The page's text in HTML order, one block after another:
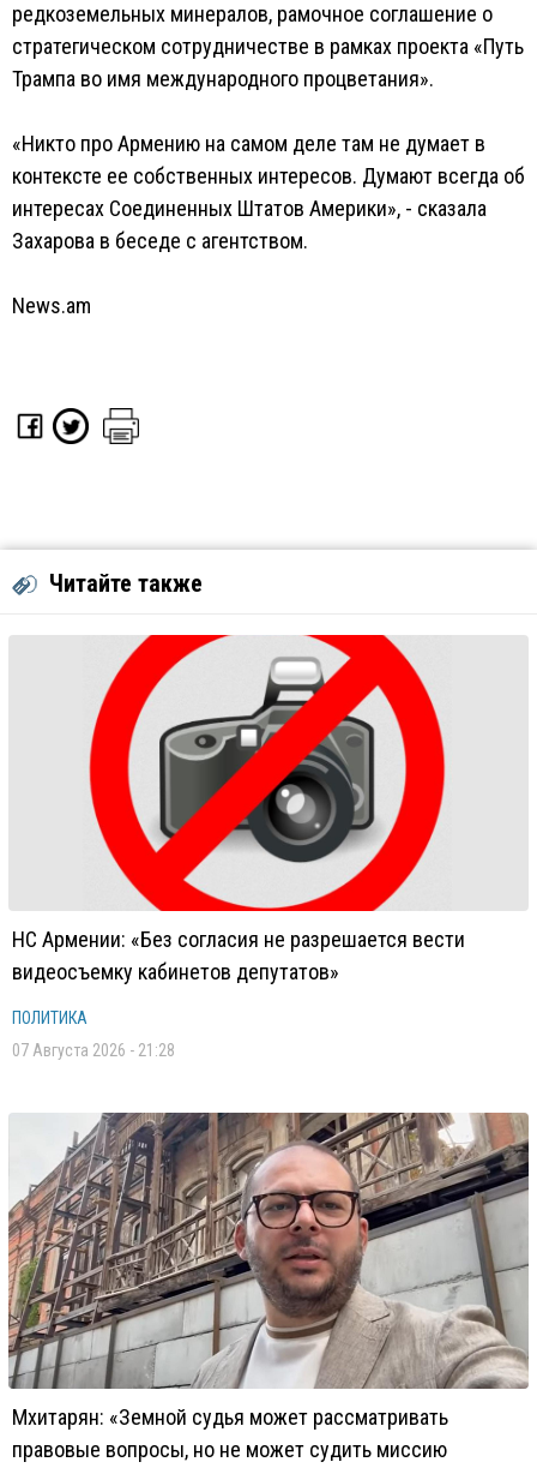
редкоземельных минералов, рамочное соглашение о
стратегическом сотрудничестве в рамках проекта «Путь
Трампа во имя международного процветания».
«Никто про Армению на самом деле там не думает в
контексте ее собственных интересов. Думают всегда об
интересах Соединенных Штатов Америки», - сказала
Захарова в беседе с агентством.
News.am
Читайте также
НС Армении: «Без согласия не разрешается вести
видеосъемку кабинетов депутатов»
ПОЛИТИКА
07 Августа 2026 - 21:28
Мхитарян: «Земной судья может рассматривать
правовые вопросы, но не может судить миссию